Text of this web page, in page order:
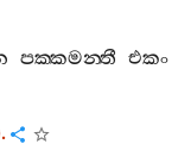
පක‍්කමන‍්තී එකං
.